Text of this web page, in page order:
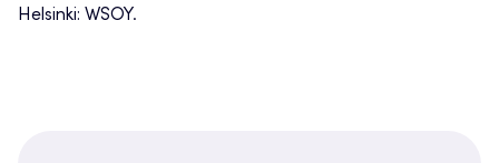
Helsinki: WSOY.